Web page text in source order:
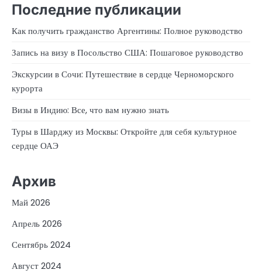
Последние публикации
Как получить гражданство Аргентины: Полное руководство
Запись на визу в Посольство США: Пошаговое руководство
Экскурсии в Сочи: Путешествие в сердце Черноморского
курорта
Визы в Индию: Все, что вам нужно знать
Туры в Шарджу из Москвы: Откройте для себя культурное
сердце ОАЭ
Архив
Май 2026
Апрель 2026
Сентябрь 2024
Август 2024